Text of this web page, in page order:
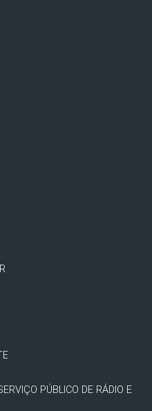
PÚBLICO DE RÁDIO E